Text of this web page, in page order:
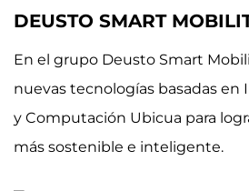
DEUSTO SMART
En el grupo Deusto Smart
nuevas tecnologías basadas en
y Computación Ubicua para
más sostenible e inteligente.